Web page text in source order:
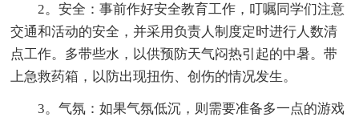
2。安全：事前作好安全教育工作，叮嘱同学们注意
交通和活动的安全，并采用负责人制度定时进行人数清
点工作。多带些水，以供预防天气闷热引起的中暑。带
上急救药箱，以防出现扭伤、创伤的情况发生。
3。气氛：如果气氛低沉，则需要准备多一点的游戏